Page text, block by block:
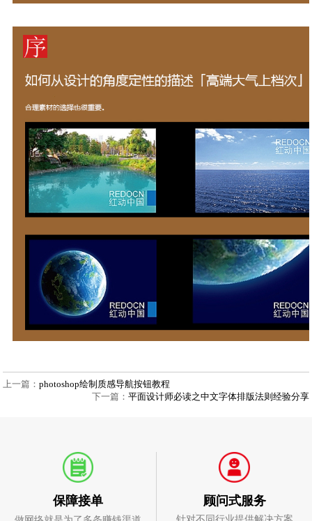
上一篇：photoshop绘制质感导航按钮教程
下一篇： 平面设计师必读之中文字体排版法则经验分享
保障接单 顾问式服务